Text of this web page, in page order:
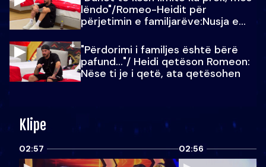
lëndo"/Romeo-Heidit për
përjetimin e familjarëve:Nusja e
"Përdorimi i familjes është bërë
pafund…"/ Heidi qetëson Romeon:
Nëse ti je i qetë, ata qetësohen
Klipe
02:57 02:56